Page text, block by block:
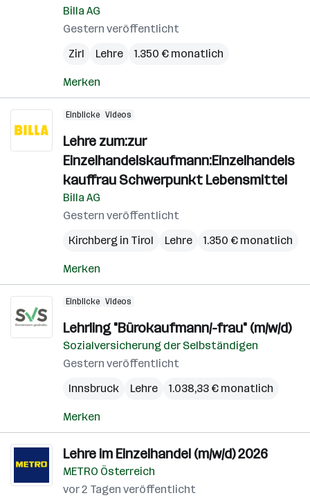
Billa AG
Gestern veröffentlicht
Zirl
Lehre 1.350 € monatlich
Merken
Einblicke Videos
Lehre zum:zur
Einzelhandelskaufmann:Einzelhandels
kauffrau Schwerpunkt Lebensmittel
Billa AG
Gestern veröffentlicht
Kirchberg in Tirol
Lehre 1.350 € monatlich
Merken
Einblicke Videos
Lehrling "Bürokaufmann/-frau" (m/w/d)
Sozialversicherung der Selbständigen
Gestern veröffentlicht
Innsbruck
Lehre 1.038,33 € monatlich
Merken
Lehre im Einzelhandel (m/w/d) 2026
METRO Österreich
vor 2 Tagen veröffentlicht